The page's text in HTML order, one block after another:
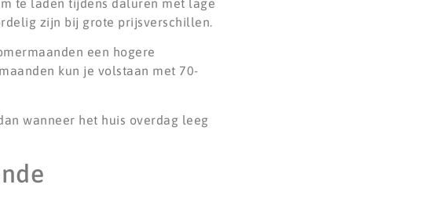
te laden tijdens daluren met lage
zijn bij grote prijsverschillen.
een hogere
kun je volstaan met 70-
wanneer het huis overdag leeg